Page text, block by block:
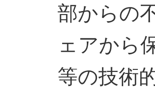
部からの
ェアから
等の技術